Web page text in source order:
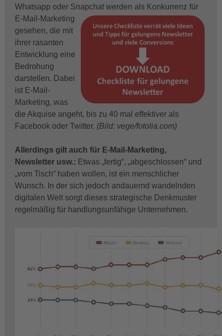
Whatsapp oder Snapchat werden als Konkurrenz für
E-Mail-Marketing
gesehen, die mit
ihrer rasanten
Entwicklung eine
Bedrohung
darstellen. Dabei
ist E-Mail-
Marketing, was
die Akquise angeht, bis zu 40 mal effektiver als
Facebook oder Twitter. (Bild: vege/fotolia.com)
Allerdings gilt auch für E-Mail-Marketing,
Newsletter usw.: Etwas „fertig“, „abgeschlossen“ und
„vom Tisch“ haben wollen, ist ein menschlicher
Wunsch. In der sich jedoch andauernd wandelnden
digitalen Welt sorgt dieses strategische Denkmuster
regelmäßig für handlungsunfähige Unternehmen.